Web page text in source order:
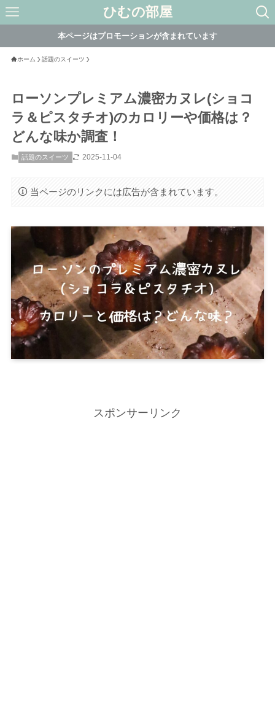
ひむの部屋
本ページはプロモーションが含まれています
ホーム 話題のスイーツ
ローソンプレミアム濃密カヌレ(ショコ
ラ＆ピスタチオ)のカロリーや価格は？
どんな味か調査！
話題のスイーツ 2025-11-04
当ページのリンクには広告が含まれています。
スポンサーリンク